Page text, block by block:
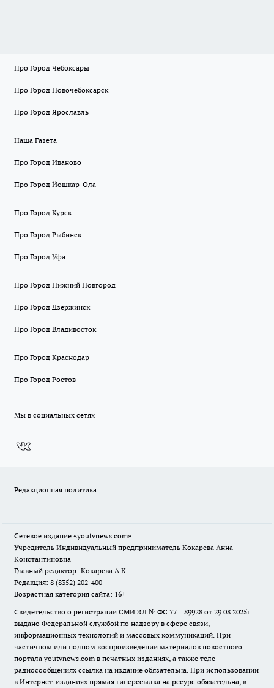
Про Город Чебоксары
Про Город Новочебоксарск
Про Город Ярославль
Наша Газета
Про Город Иваново
Про Город Йошкар-Ола
Про Город Курск
Про Город Рыбинск
Про Город Уфа
Про Город Нижний Новгород
Про Город Дзержинск
Про Город Владивосток
Про Город Краснодар
Про Город Ростов
Мы в социальных сетях
Редакционная политика
Сетевое издание «youtvnews.com»
Учредитель Индивидуальный предприниматель Кокарева Анна
Константиновна
Главный редактор: Кокарева А.К.
Редакция: 8 (8352) 202-400
Возрастная категория сайта: 16+
Свидетельство о регистрации СМИ ЭЛ № ФС 77 – 89928 от 29.08.2025г.
выдано Федеральной службой по надзору в сфере связи,
информационных технологий и массовых коммуникаций. При
частичном или полном воспроизведении материалов новостного
портала youtvnews.com в печатных изданиях, а также теле-
радиосообщениях ссылка на издание обязательна. При использовании
в Интернет-изданиях прямая гиперссылка на ресурс обязательна, в